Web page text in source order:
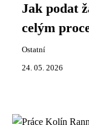
Jak podat
celým
Ostatní
24. 05. 2026